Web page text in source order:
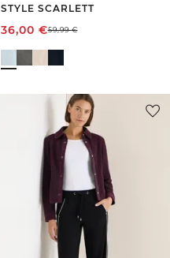
STYLE SCARLETT
36,00 €59,99€